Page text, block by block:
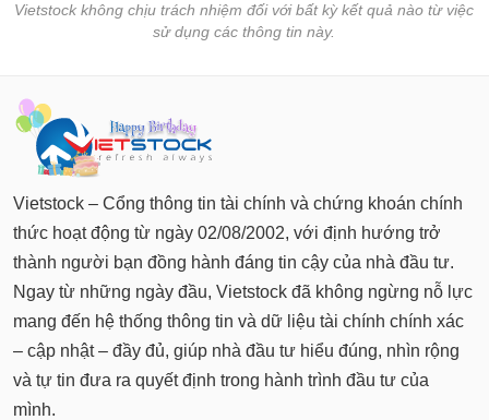
Vietstock không chịu trách nhiệm đối với bất kỳ kết quả nào từ việc
sử dụng các thông tin này.
Vietstock – Cổng thông tin tài chính và chứng khoán chính
thức hoạt động từ ngày 02/08/2002, với định hướng trở
thành người bạn đồng hành đáng tin cậy của nhà đầu tư.
Ngay từ những ngày đầu, Vietstock đã không ngừng nỗ lực
mang đến hệ thống thông tin và dữ liệu tài chính chính xác
– cập nhật – đầy đủ, giúp nhà đầu tư hiểu đúng, nhìn rộng
và tự tin đưa ra quyết định trong hành trình đầu tư của
mình.